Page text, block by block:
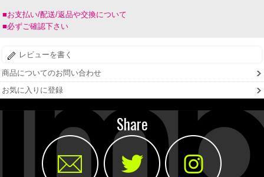
■お支払い/配送/返品や交換について
■必ずご確認下さい
レビューを書く
商品についてのお問い合わせ
お気に入りに登録
Share